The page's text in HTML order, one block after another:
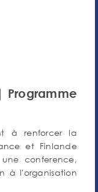
| Programme
à renforcer la
et Finlande
conference,
à l'organisation